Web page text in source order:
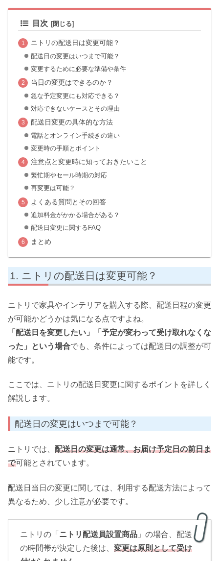
目次
ニトリの配送日は変更可能？
配送日の変更はいつまで可能？
変更するために必要な準備や条件
当日の変更はできるのか？
急な予定変更にも対応できる？
対応できないケースとその理由
配送日変更の具体的な方法
電話とオンライン手続きの違い
変更時の手順とポイント
注意点と変更時に知っておきたいこと
繁忙期やセール時期の対応
再変更は可能？
よくある質問とその回答
追加料金がかかる場合がある？
配送日変更に関するFAQ
まとめ
ニトリの配送日は変更可能？
ニトリで家具やインテリアを購入する際、配送日程の変更
が可能かどうかは気になる点ですよね。
「配送日を変更したい」「予定が変わって受け取れなくな
った」という場合でも、条件によっては配送日の調整が可
能です。
ここでは、ニトリの配送日変更に関するポイントを詳しく
解説します。
配送日の変更はいつまで可能？
ニトリでは、 配送日の変更は通常、お届け予定日の前日ま
で可能とされています。
配送日当日の変更に関しては、利用する配送方法によって
異なるため、少し注意が必要です。
ニトリの「 ニトリ配送員設置商品 」の場合、配送
の時間帯が決定した後は、 変更は原則として受け